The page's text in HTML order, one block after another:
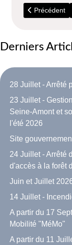
Article
Précédent
Derniers
28 Juillet - Arrêté
23 Juillet -
Seine-Amont et
l'été 2026
Site
24 Juillet - Arrêté
d'accès à la forêt
Juin et Juillet
14 Juillet -
A partir du 17
Mobilité "MéMo"
A partir du 11